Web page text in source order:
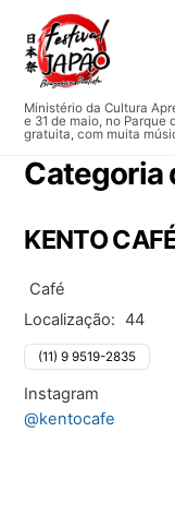
content
Ministério da Cultura
e 31 de maio, no Parque
gratuita, com muita
Categoria
KENTO
Café
Localização: 44
(11) 9 9519-2835
Instagram
@kentocafe